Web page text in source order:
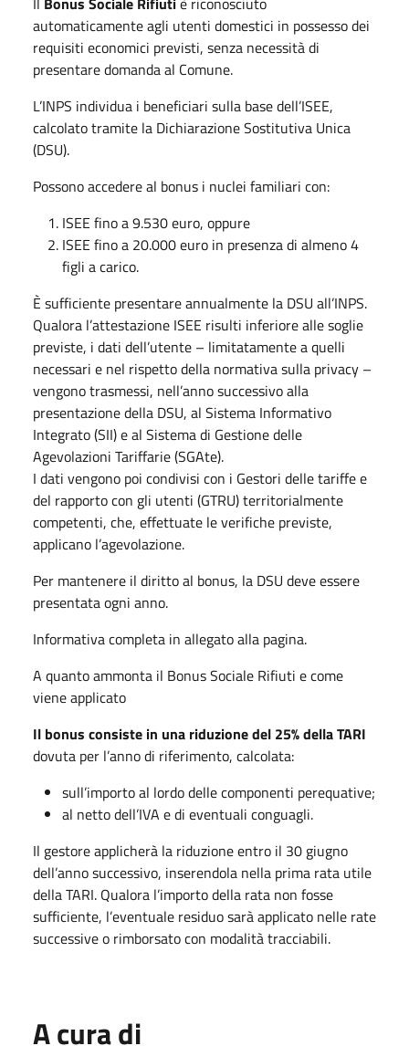
automaticamente agli utenti domestici in possesso dei
requisiti economici previsti, senza necessità di
presentare domanda al Comune.
L’INPS individua i beneficiari sulla base dell’ISEE,
calcolato tramite la Dichiarazione Sostitutiva Unica
(DSU).
Possono accedere al bonus i nuclei familiari con:
ISEE fino a 9.530 euro, oppure
ISEE fino a 20.000 euro in presenza di almeno 4
figli a carico.
È sufficiente presentare annualmente la DSU all’INPS.
Qualora l’attestazione ISEE risulti inferiore alle soglie
previste, i dati dell’utente – limitatamente a quelli
necessari e nel rispetto della normativa sulla privacy –
vengono trasmessi, nell’anno successivo alla
presentazione della DSU, al Sistema Informativo
Integrato (SII) e al Sistema di Gestione delle
Agevolazioni Tariffarie (SGAte).
I dati vengono poi condivisi con i Gestori delle tariffe e
del rapporto con gli utenti (GTRU) territorialmente
competenti, che, effettuate le verifiche previste,
applicano l’agevolazione.
Per mantenere il diritto al bonus, la DSU deve essere
presentata ogni anno.
Informativa completa in allegato alla pagina.
A quanto ammonta il Bonus Sociale Rifiuti e come
viene applicato
Il bonus consiste in una riduzione del 25% della TARI
dovuta per l’anno di riferimento, calcolata:
sull’importo al lordo delle componenti perequative;
al netto dell’IVA e di eventuali conguagli.
Il gestore applicherà la riduzione entro il 30 giugno
dell’anno successivo, inserendola nella prima rata utile
della TARI. Qualora l’importo della rata non fosse
sufficiente, l’eventuale residuo sarà applicato nelle rate
successive o rimborsato con modalità tracciabili.
A cura di